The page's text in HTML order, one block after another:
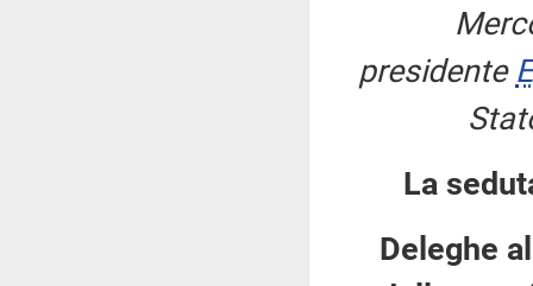
presidente
La
Deleghe